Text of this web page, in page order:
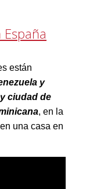
están
y
ciudad de
, en la
una casa en